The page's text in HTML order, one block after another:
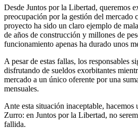
Desde Juntos por la Libertad, queremos
preocupación por la gestión del mercado
proyecto ha sido un claro ejemplo de
de años de construcción y millones de
funcionamiento apenas ha durado unos
A pesar de estas fallas, los responsables
disfrutando de sueldos exorbitantes
mercado a un único oferente por una
mensuales.
Ante esta situación inaceptable,
Zurro: en Juntos por la Libertad, no
fallida.